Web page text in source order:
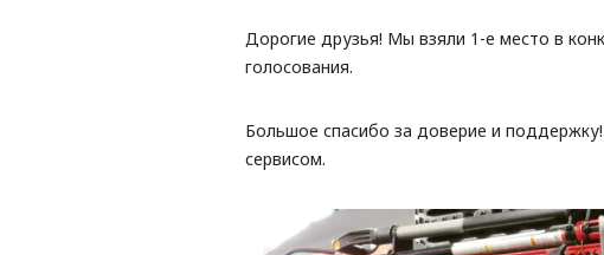
Дорогие друзья! Мы взяли 1-е место в
голосования.
Большое спасибо за доверие и
сервисом.